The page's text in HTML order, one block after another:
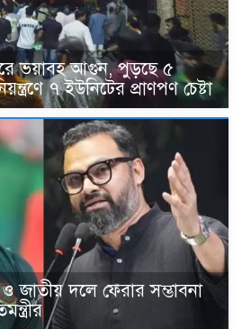
ভয়াবহ আগুন, পুড়ছে ৫
৭ ইউনিটের প্রাণপণ চেষ্টা
জাতীয় দলে ফেরার সম্ভাবনা